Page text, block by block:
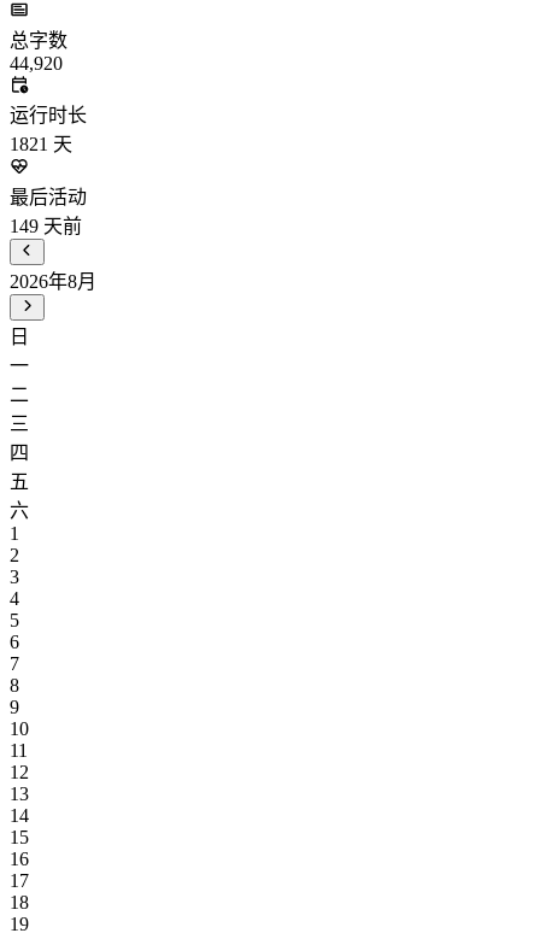
总字数
44,920
运行时长
1821 天
最后活动
149 天前
2026年8月
日
一
二
三
四
五
六
1
2
3
4
5
6
7
8
9
10
11
12
13
14
15
16
17
18
19